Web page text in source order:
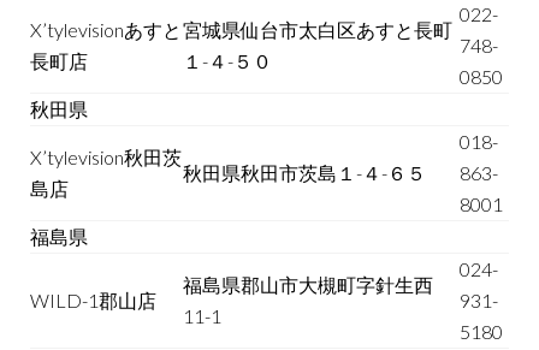
X’tylevisionあすと
長町店
宮城県仙台市太白区あすと長町
１-４-５０
022-
748-
0850
秋田県
X’tylevision秋田茨
島店
秋田県秋田市茨島１-４-６５
018-
863-
8001
福島県
WILD-1郡山店
福島県郡山市大槻町字針生西
11-1
024-
931-
5180